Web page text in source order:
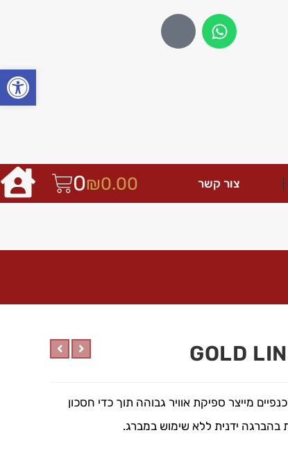
צור קשר ₪0.00
0
מאוורר עמוד בעל מנוע עצמתי אשר בשילוב 3 כנפיים מייצר ספיקת אוויר גבוהה תוך כדי חסכון